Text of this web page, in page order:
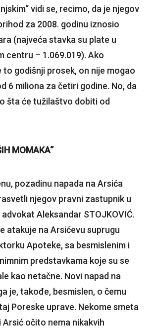
vidi se, recimo, da je njegov
za 2008. godinu iznosio
(najveća stavka su plate u
centru – 1.069.019). Ako
to godišnji prosek, on nije mogao
6 miliona za četiri godine. No, da
šta će tužilaštvo dobiti od
MOMAKA“
pozadinu napada na Arsića
njegov pravni zastupnik u
Aleksandar STOJKOVIĆ.
atakuje na Arsićevu suprugu
Apoteke, sa besmislenim i
predstavkama koje su se
kao netačne. Novi napad na
je, takođe, besmislen, o čemu
Poreske uprave. Nekome smeta
očito nema nikakvih